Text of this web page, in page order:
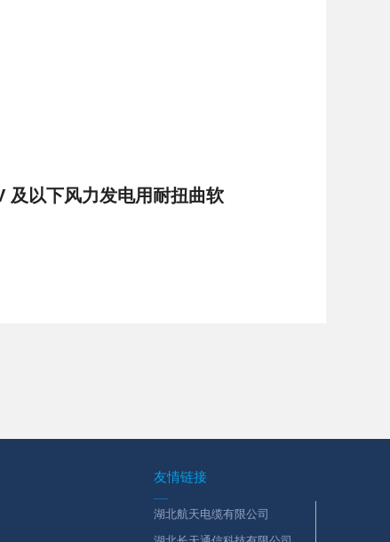
及以下风力发电用耐扭曲软
友情链接
湖北航天电缆有限公司